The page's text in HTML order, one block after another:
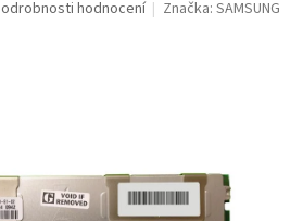
hodnocení Značka:SAMSUNG